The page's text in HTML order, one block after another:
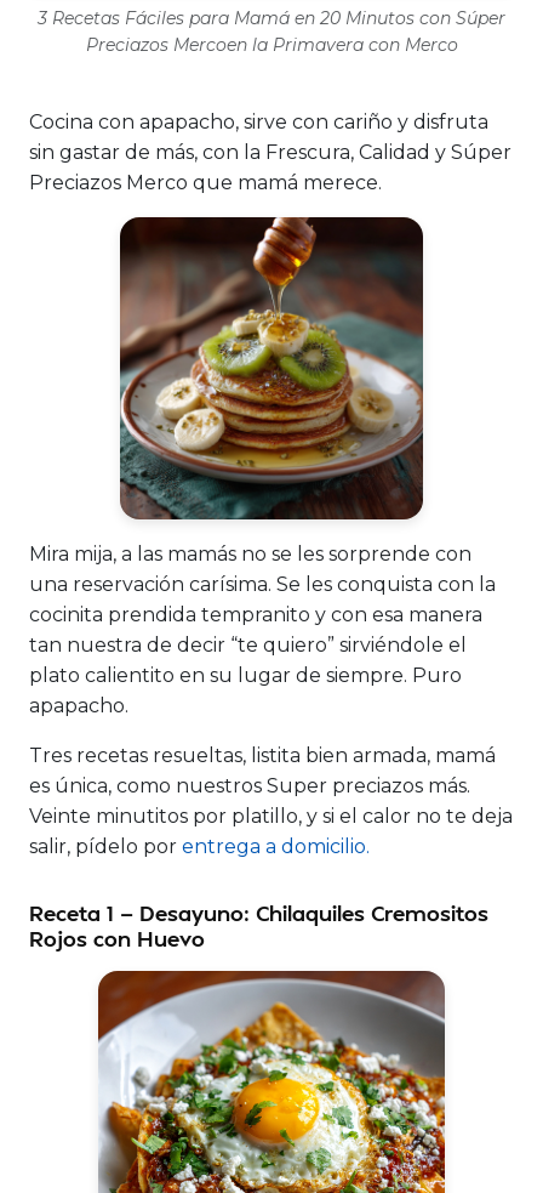
3 Recetas Fáciles para Mamá en 20 Minutos con Súper
Preciazos Mercoen la Primavera con Merco
Cocina con apapacho, sirve con cariño y disfruta
sin gastar de más, con la Frescura, Calidad y Súper
Preciazos Merco que mamá merece.
Mira mija, a las mamás no se les sorprende con
una reservación carísima. Se les conquista con la
cocinita prendida tempranito y con esa manera
tan nuestra de decir “te quiero” sirviéndole el
plato calientito en su lugar de siempre. Puro
apapacho.
Tres recetas resueltas, listita bien armada, mamá
es única, como nuestros Super preciazos más.
Veinte minutitos por platillo, y si el calor no te deja
salir, pídelo por entrega a domicilio.
Receta 1 — Desayuno: Chilaquiles Cremositos
Rojos con Huevo